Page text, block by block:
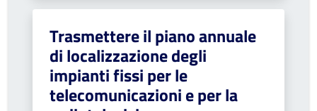
Trasmettere il piano annuale
di localizzazione degli
impianti fissi per le
telecomunicazioni e per la